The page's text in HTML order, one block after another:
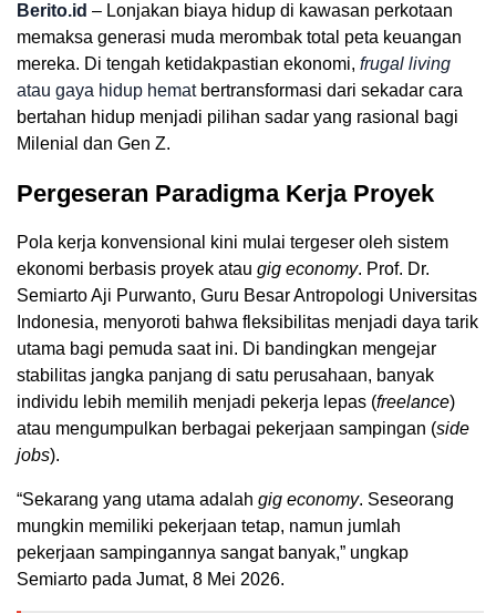
Berito.id – Lonjakan biaya hidup di kawasan perkotaan
memaksa generasi muda merombak total peta keuangan
mereka. Di tengah ketidakpastian ekonomi, frugal living
atau gaya hidup hematbertransformasi dari sekadar cara
bertahan hidup menjadi pilihan sadar yang rasional bagi
Milenial dan Gen Z.
Pergeseran Paradigma Kerja Proyek
Pola kerja konvensional kini mulai tergeser oleh sistem
ekonomi berbasis proyek atau gig economy. Prof. Dr.
Semiarto Aji Purwanto, Guru Besar Antropologi Universitas
Indonesia, menyoroti bahwa fleksibilitas menjadi daya tarik
utama bagi pemuda saat ini. Di bandingkan mengejar
stabilitas jangka panjang di satu perusahaan, banyak
individu lebih memilih menjadi pekerja lepas (freelance)
atau mengumpulkan berbagai pekerjaan sampingan (side
jobs).
“Sekarang yang utama adalah gig economy. Seseorang
mungkin memiliki pekerjaan tetap, namun jumlah
pekerjaan sampingannya sangat banyak,” ungkap
Semiarto pada Jumat, 8 Mei 2026.